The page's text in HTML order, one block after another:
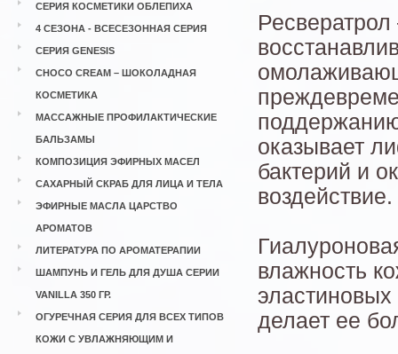
СЕРИЯ КОСМЕТИКИ ОБЛЕПИХА
4 СЕЗОНА - ВСЕСЕЗОННАЯ СЕРИЯ
СЕРИЯ GENESIS
CHOCO CREAM – ШОКОЛАДНАЯ
КОСМЕТИКА
МАССАЖНЫЕ ПРОФИЛАКТИЧЕСКИЕ
БАЛЬЗАМЫ
КОМПОЗИЦИЯ ЭФИРНЫХ МАСЕЛ
САХАРНЫЙ СКРАБ ДЛЯ ЛИЦА И ТЕЛА
ЭФИРНЫЕ МАСЛА ЦАРСТВО
АРОМАТОВ
ЛИТЕРАТУРА ПО АРОМАТЕРАПИИ
ШАМПУНЬ И ГЕЛЬ ДЛЯ ДУША СЕРИИ
VANILLA 350 ГР.
ОГУРЕЧНАЯ СЕРИЯ ДЛЯ ВСЕХ ТИПОВ
КОЖИ С УВЛАЖНЯЮЩИМ И
оказывает
бактерий и
воздействие.
влажность
эластиновых
делает ее